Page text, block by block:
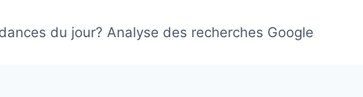
du jour? Analyse des recherches Google